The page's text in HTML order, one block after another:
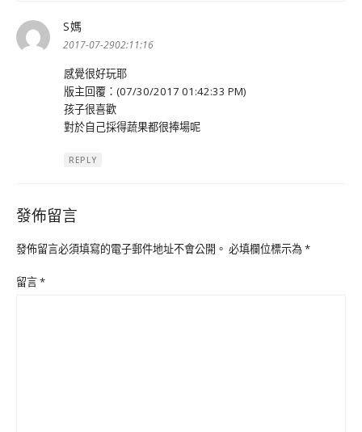
S媽
示:
2017-07-2902:11:16
感覺很好玩耶
版主回覆：(07/30/2017 01:42:33 PM)
孩子很喜歡
對於自己採得蔬果都很捧場呢
REPLY
發佈留言
發佈留言必須填寫的電子郵件地址不會公開。 必填欄位標示為*
留言*